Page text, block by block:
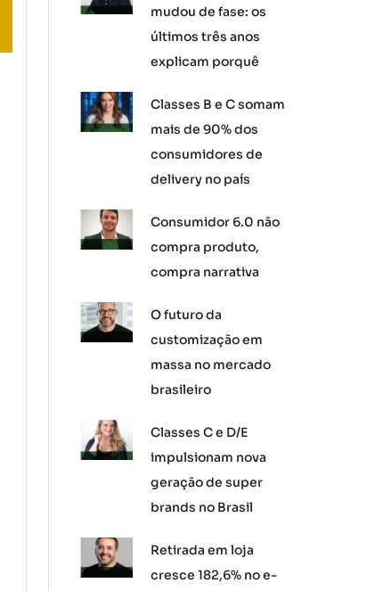
mudou de fase: os
últimos três anos
explicam porquê
Classes B e C somam
mais de 90% dos
consumidores de
delivery no país
Consumidor 6.0 não
compra produto,
compra narrativa
O futuro da
customização em
massa no mercado
brasileiro
Classes C e D/E
impulsionam nova
geração de super
brands no Brasil
Retirada em loja
cresce 182,6% no e-